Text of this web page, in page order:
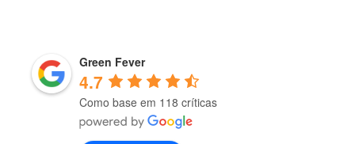
Green Fever
4.7
Como base em 118 críticas